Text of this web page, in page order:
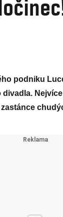
podniku